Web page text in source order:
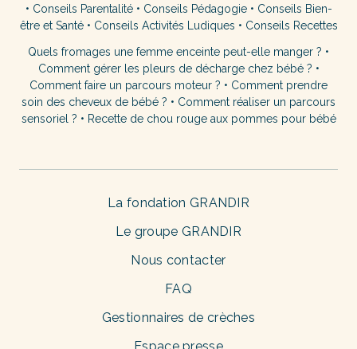
• Conseils Parentalité• Conseils Pédagogie• Conseils Bien-
être et Santé• Conseils Activités Ludiques • Conseils Recettes
Quels fromages une femme enceinte peut-elle manger ? •
Comment gérer les pleurs de décharge chez bébé ? •
Comment faire un parcours moteur ? • Comment prendre
soin des cheveux de bébé ? • Comment réaliser un parcours
sensoriel ? • Recette de chou rouge aux pommes pour bébé
La fondation GRANDIR
Le groupe GRANDIR
Nous contacter
FAQ
Gestionnaires de crèches